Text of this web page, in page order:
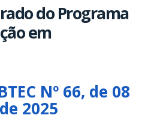
do Programa
em
Nº 66, de 08
2025